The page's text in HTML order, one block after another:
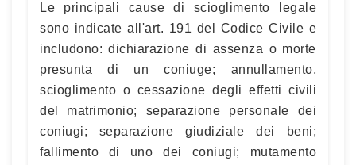
Le principali cause di scioglimento legale
sono indicate all'art. 191 del Codice Civile e
includono: dichiarazione di assenza o morte
presunta di un coniuge; annullamento,
scioglimento o cessazione degli effetti civili
del matrimonio; separazione personale dei
coniugi; separazione giudiziale dei beni;
fallimento di uno dei coniugi; mutamento